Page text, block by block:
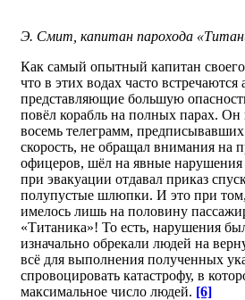
Э. Смит, капитан парохода
Как самый опытный капитан
что в этих водах часто встречаются
представляющие большую
повёл корабль на полных парах. Он
восемь телеграмм,
скорость, не обращал внимания на
офицеров, шёл на явные нарушения
при эвакуации отдавал приказ
полупустые шлюпки. И это при
имелось лишь на половину
«Титаника»! То есть, нарушения
изначально обрекали людей на
всё для выполнения полученных
спровоцировать катастрофу, в
максимальное число людей. [6]